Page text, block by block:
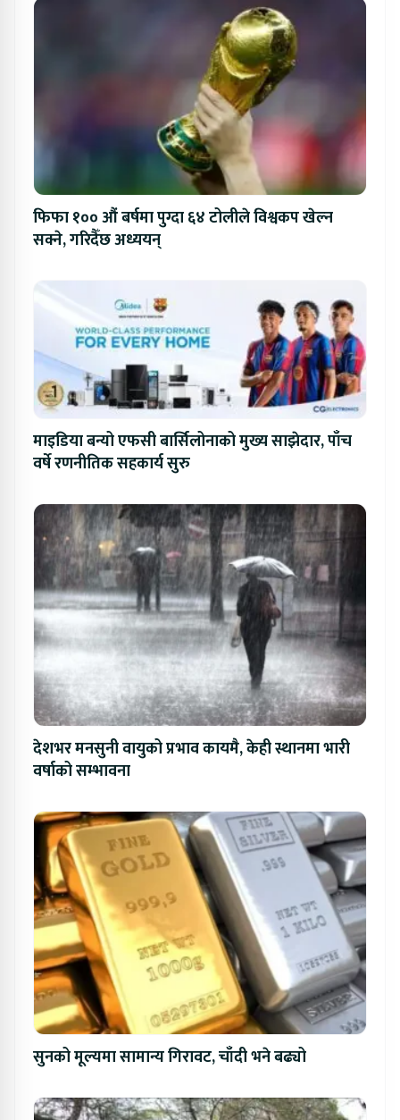
फिफा १०० औं बर्षमा पुग्दा ६४ टोलीले विश्वकप खेल्न
सक्ने, गरिदैँछ अध्ययन्
माइडिया बन्यो एफसी बार्सिलोनाको मुख्य साझेदार, पाँच
वर्षे रणनीतिक सहकार्य सुरु
देशभर मनसुनी वायुको प्रभाव कायमै, केही स्थानमा भारी
वर्षाको सम्भावना
सुनको मूल्यमा सामान्य गिरावट, चाँदी भने बढ्यो